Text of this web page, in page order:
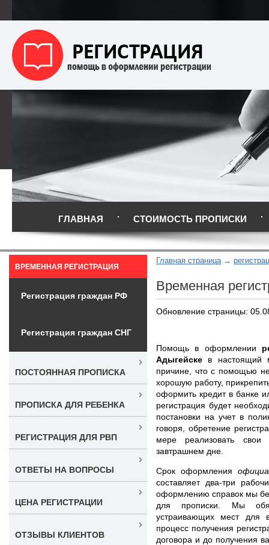
ГЛАВНАЯ СТОИМОСТЬ ПРОПИСКИ
Главная страница
Временная
Обновление страницы:
Помощь в оформлении
Адыгейске в настоящий
причине, что с помощью
хорошую работу,
оформить кредит в банке
регистрация будет
постановки на учет в
говоря, обретение
мере реализовать
завтрашнем дне.
Срок оформления
составляет два-три
оформлению справок мы
для прописки. Мы
устраивающих мест для
процесс получения
договора и до получения
ВРЕМЕННАЯ РЕГИСТРАЦИЯ
Регистрация граждан РФ
Регистрация граждан СНГ
ПОСТОЯННАЯ ПРОПИСКА
ПРОПИСКА ДЛЯ РЕБЕНКА
РЕГИСТРАЦИЯ ДЛЯ РВП
ОТВЕТЫ НА ВОПРОСЫ
ЦЕНА РЕГИСТРАЦИИ
ОТЗЫВЫ КЛИЕНТОВ